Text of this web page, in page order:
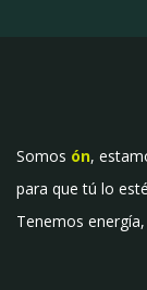
Somos ón,
para que tú lo
Tenemos